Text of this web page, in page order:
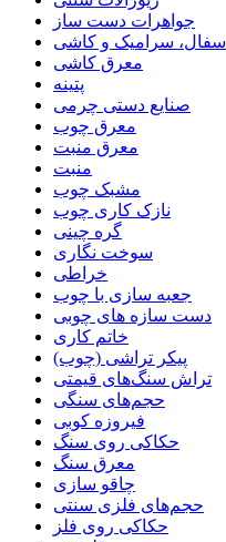
جواهرات دست ساز
سفال، سرامیک و کاشی
معرق کاشی
پتینه
صنایع دستی چرمی
معرق چوب
معرق منبت
منبت
مشبک چوب
نازک کاری چوب
گره چینی
سوخت نگاری
خراطی
جعبه سازی با چوب
دست سازه های چوبی
خاتم کاری
پیکر تراشی (چوب)
تراش سنگ‌های قیمتی
حجم‌های سنگی
فیروزه کوبی
حکاکی روی سنگ
معرق سنگ
چاقو سازی
حجم‌های فلزی سنتی
حکاکی روی فلز